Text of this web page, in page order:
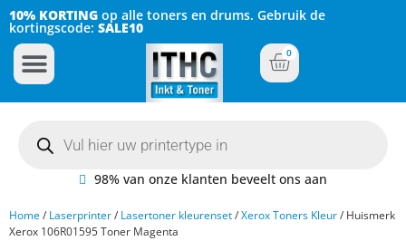
10% KORTING op alle toners en drums. Gebruik de
kortingscode: SALE10
0
98% van onze klanten beveelt ons aan
Home/ Laserprinter/ Lasertoner kleurenset/Xerox Toners Kleur/ Huismerk
Xerox 106R01595 Toner Magenta